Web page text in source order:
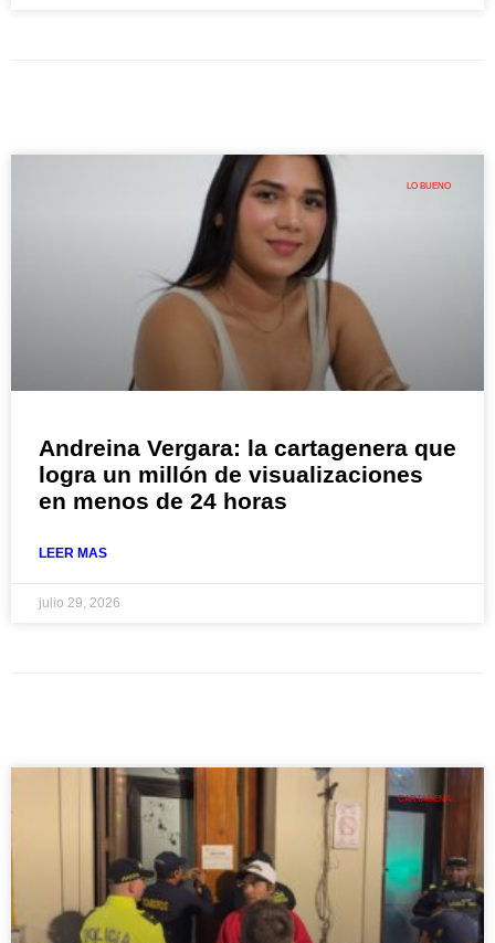
LO BUENO
Andreina Vergara: la cartagenera que
logra un millón de visualizaciones
en menos de 24 horas
LEER MAS
julio 29, 2026
CARTAGENA